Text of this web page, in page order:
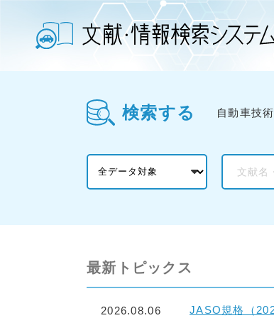
検索する 自動車技
最新トピックス
JASO規格（
2026.08.06